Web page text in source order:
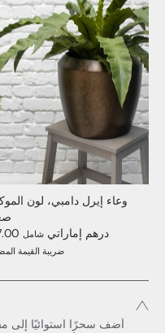
وعاء إيرل دامبي، لون
137.00 درهم إماراتي شامل
ضريبة القيمة
أضف سحرًا استوائيًا إلى